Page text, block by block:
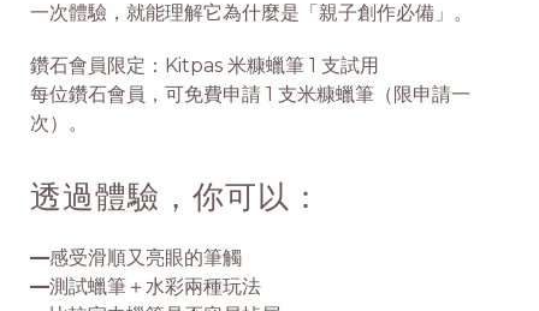
一次體驗，就能理解它為什麼是「 親子創作必備 」。
鑽石會員限定 ：Kitpas 米糠蠟筆 1 支試用
每位鑽石會員，可免費申請 1 支米糠蠟筆（限申請一
次）。
透過體驗，你可以：
—感受滑順又亮眼的筆觸
—測試蠟筆＋水彩兩種玩法